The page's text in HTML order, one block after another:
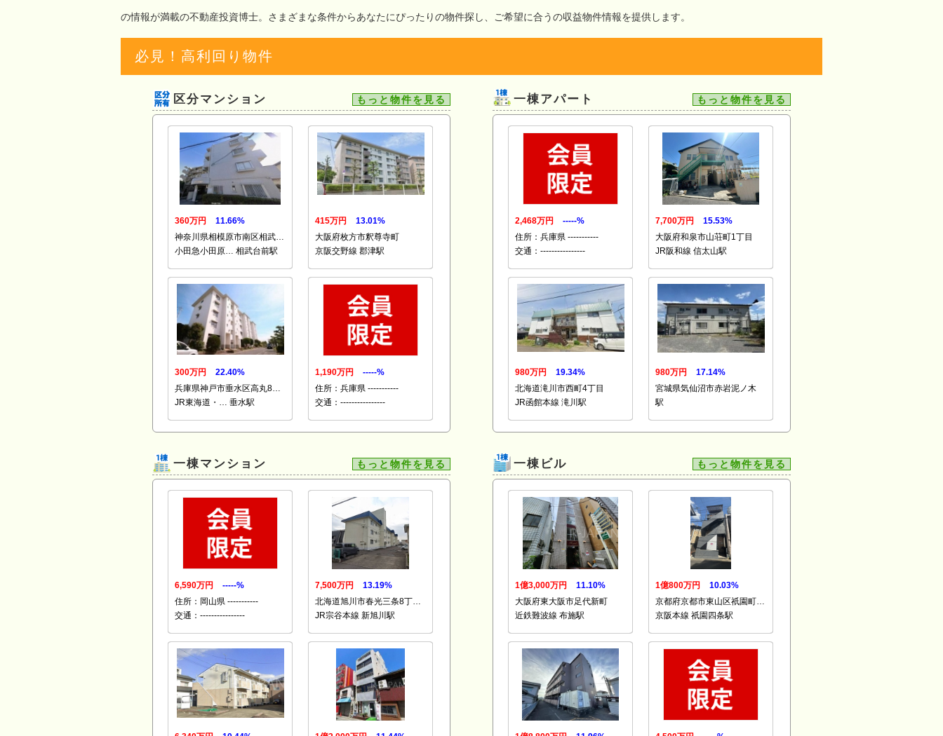
の情報が満載の不動産投資博士。さまざまな条件からあなたにぴったりの物件探し、ご希望に合うの収益物件情報を提供します。
必見！高利回り物件
区分マンション もっと物件を見る
360万円
11.66%
神奈川県相模原市南区相武…
小田急小田原… 相武台前駅
415万円
13.01%
大阪府枚方市釈尊寺町
京阪交野線 郡津駅
300万円
22.40%
兵庫県神戸市垂水区高丸8…
JR東海道・… 垂水駅
1,190万円
-----%
住所：兵庫県 -----------
交通：----------------
一棟アパート もっと物件を見る
2,468万円
-----%
住所：兵庫県 -----------
交通：----------------
7,700万円
15.53%
大阪府和泉市山荘町1丁目
JR阪和線 信太山駅
980万円
19.34%
北海道滝川市西町4丁目
JR函館本線 滝川駅
980万円
17.14%
宮城県気仙沼市赤岩泥ノ木
駅
一棟マンション もっと物件を見る
6,590万円
-----%
住所：岡山県 -----------
交通：----------------
7,500万円
13.19%
北海道旭川市春光三条8丁…
JR宗谷本線 新旭川駅
一棟ビル もっと物件を見る
1億3,000万円
11.10%
大阪府東大阪市足代新町
近鉄難波線 布施駅
1億800万円
10.03%
京都府京都市東山区祇園町…
京阪本線 祇園四条駅